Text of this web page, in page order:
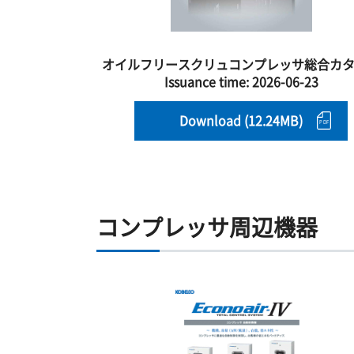
オイルフリースクリュコンプレッサ総合カ
Issuance time:2026-06-23
Download (12.24MB)
コンプレッサ周辺機器